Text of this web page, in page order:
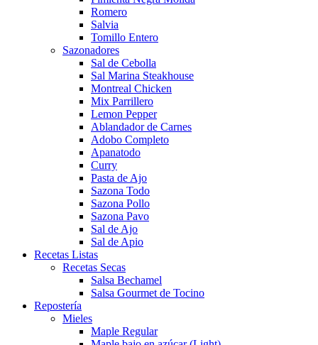
Romero
Salvia
Tomillo Entero
Sazonadores
Sal de Cebolla
Sal Marina Steakhouse
Montreal Chicken
Mix Parrillero
Lemon Pepper
Ablandador de Carnes
Adobo Completo
Apanatodo
Curry
Pasta de Ajo
Sazona Todo
Sazona Pollo
Sazona Pavo
Sal de Ajo
Sal de Apio
Recetas Listas
Recetas Secas
Salsa Bechamel
Salsa Gourmet de Tocino
Repostería
Mieles
Maple Regular